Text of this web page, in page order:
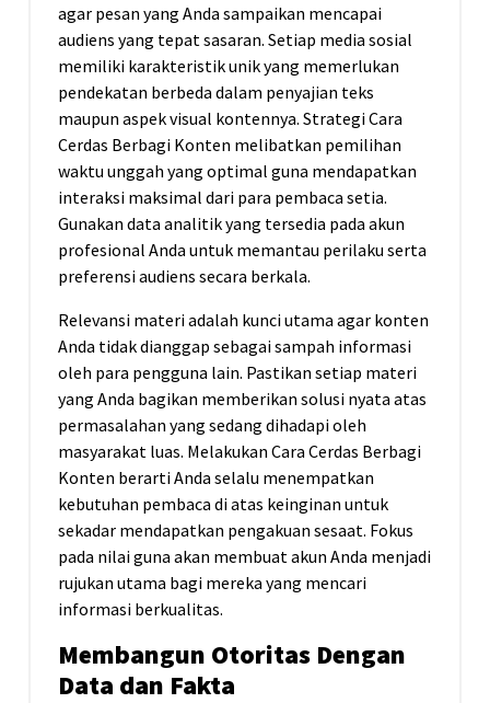
agar pesan yang Anda sampaikan mencapai
audiens yang tepat sasaran. Setiap media sosial
memiliki karakteristik unik yang memerlukan
pendekatan berbeda dalam penyajian teks
maupun aspek visual kontennya. Strategi Cara
Cerdas Berbagi Konten melibatkan pemilihan
waktu unggah yang optimal guna mendapatkan
interaksi maksimal dari para pembaca setia.
Gunakan data analitik yang tersedia pada akun
profesional Anda untuk memantau perilaku serta
preferensi audiens secara berkala.
Relevansi materi adalah kunci utama agar konten
Anda tidak dianggap sebagai sampah informasi
oleh para pengguna lain. Pastikan setiap materi
yang Anda bagikan memberikan solusi nyata atas
permasalahan yang sedang dihadapi oleh
masyarakat luas. Melakukan Cara Cerdas Berbagi
Konten berarti Anda selalu menempatkan
kebutuhan pembaca di atas keinginan untuk
sekadar mendapatkan pengakuan sesaat. Fokus
pada nilai guna akan membuat akun Anda menjadi
rujukan utama bagi mereka yang mencari
informasi berkualitas.
Membangun Otoritas Dengan
Data dan Fakta